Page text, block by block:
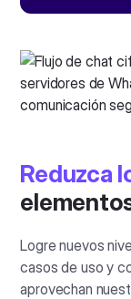
Reduzca
Logre nuevos
casos de uso y
aprovechan